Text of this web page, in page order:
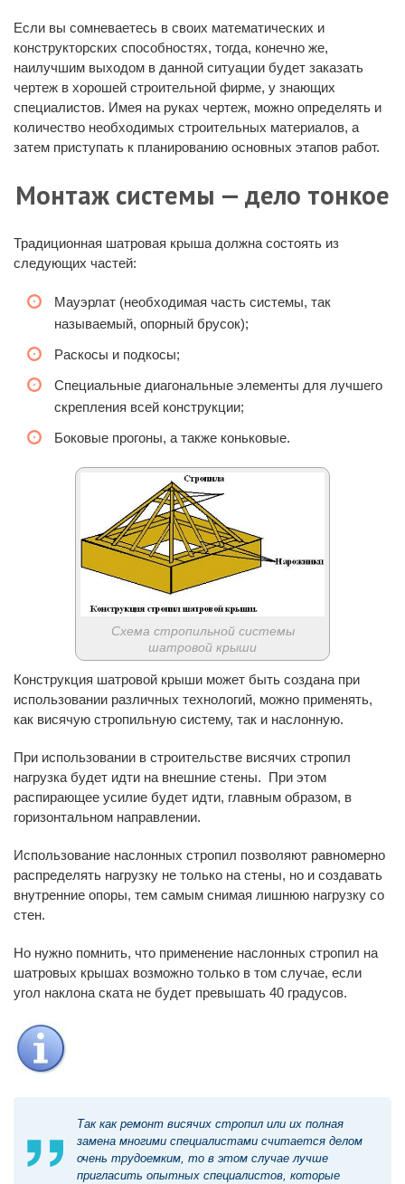
Если вы сомневаетесь в своих математических и
конструкторских способностях, тогда, конечно же,
наилучшим выходом в данной ситуации будет заказать
чертеж в хорошей строительной фирме, у знающих
специалистов. Имея на руках чертеж, можно определять и
количество необходимых строительных материалов, а
затем приступать к планированию основных этапов работ.
Монтаж системы — дело тонкое
Традиционная шатровая крыша должна состоять из
следующих частей:
Мауэрлат (необходимая часть системы, так
называемый, опорный брусок);
Раскосы и подкосы;
Специальные диагональные элементы для лучшего
скрепления всей конструкции;
Боковые прогоны, а также коньковые.
Схема стропильной системы
шатровой крыши
Конструкция шатровой крыши может быть создана при
использовании различных технологий, можно применять,
как висячую стропильную систему, так и наслонную.
При использовании в строительстве висячих стропил
нагрузка будет идти на внешние стены. При этом
распирающее усилие будет идти, главным образом, в
горизонтальном направлении.
Использование наслонных стропил позволяют равномерно
распределять нагрузку не только на стены, но и создавать
внутренние опоры, тем самым снимая лишнюю нагрузку со
стен.
Но нужно помнить, что применение наслонных стропил на
шатровых крышах возможно только в том случае, если
угол наклона ската не будет превышать 40 градусов.
Так как ремонт висячих стропил или их полная
замена многими специалистами считается делом
очень трудоемким, то в этом случае лучше
пригласить опытных специалистов, которые